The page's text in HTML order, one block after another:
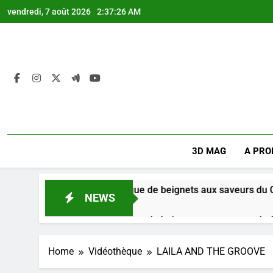
to
vendredi, 7 août 2026 2:37:26 AM
3D MAG A
NEWS
+ : Une boutique de beignets aux saveurs du Congo.
+ : Une boutique de beignets aux saveurs du Congo.
Home Vidéothèque LAILA AND THE GROOVE